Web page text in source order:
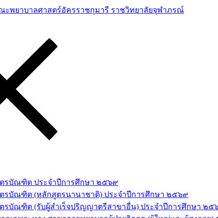
รบัณฑิต ประจำปีการศึกษา ๒๕๖๙
รบัณฑิต (หลักสูตรนานาชาติ) ประจำปีการศึกษา ๒๕๖๙
รบัณฑิต (รับผู้สำเร็จปริญญาตรีสาขาอื่น) ประจำปีการศึกษา ๒๕